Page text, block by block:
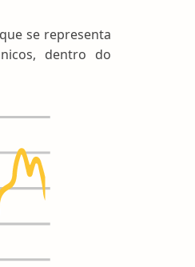
se representa
dentro do